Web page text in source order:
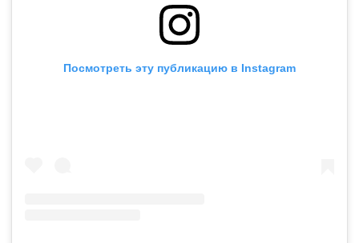
Посмотреть эту публикацию в Instagram